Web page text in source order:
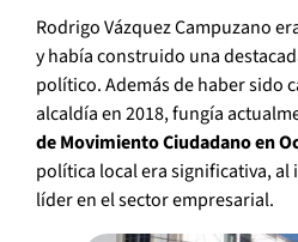
Rodrigo Vázquez Campuzano
y había construido una
político. Además de haber sido
alcaldía en 2018, fungía
de Movimiento Ciudadano en
política local era significativa, al
líder en el sector empresarial.